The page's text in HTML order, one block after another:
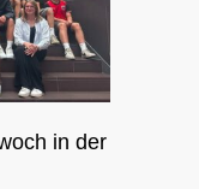
in der